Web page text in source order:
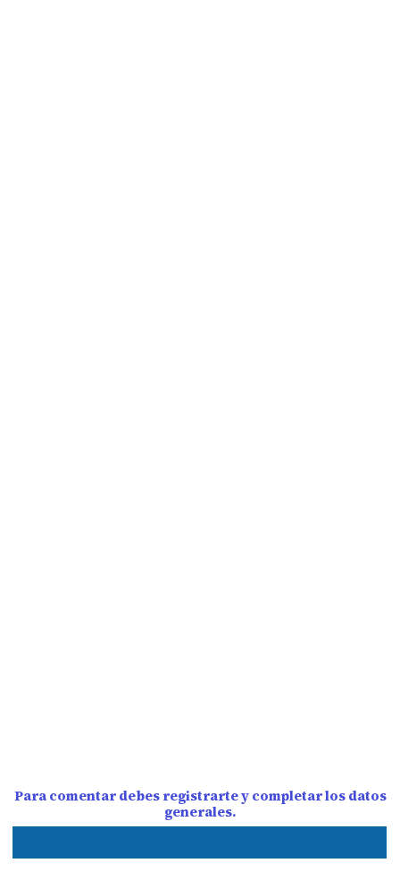
Para comentar debes registrarte y completar los datos
generales.